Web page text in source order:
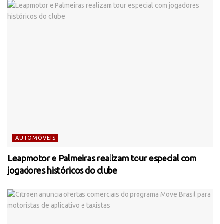
AUTOMÓVEIS
Leapmotor e Palmeiras realizam tour especial com
jogadores históricos do clube